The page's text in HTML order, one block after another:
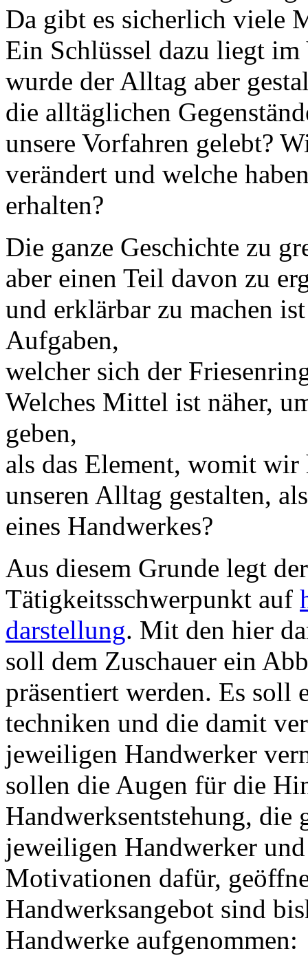
Da gibt es sicherlich viele
Ein Schlüssel dazu liegt im
wurde der Alltag aber
die alltäglichen
unsere Vorfahren gelebt?
verändert und welche
erhalten?
Die ganze Geschichte zu
aber einen Teil davon zu
und erklärbar zu machen
Aufgaben,
welcher sich der
Welches Mittel ist näher,
geben,
als das Element, womit wir
unseren Alltag gestalten,
eines Handwerkes?
Aus diesem Grunde legt
Tätigkeitsschwerpunkt auf
darstellung. Mit den hier
soll dem Zuschauer ein
präsentiert werden. Es
techniken und die damit
jeweiligen Handwerker
sollen die Augen für die
Handwerksentstehung, die
jeweiligen Handwerker
Motivationen dafür,
Handwerksangebot sind
Handwerke aufgenommen: